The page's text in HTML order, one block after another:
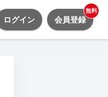
ログイン 会員登録
無料